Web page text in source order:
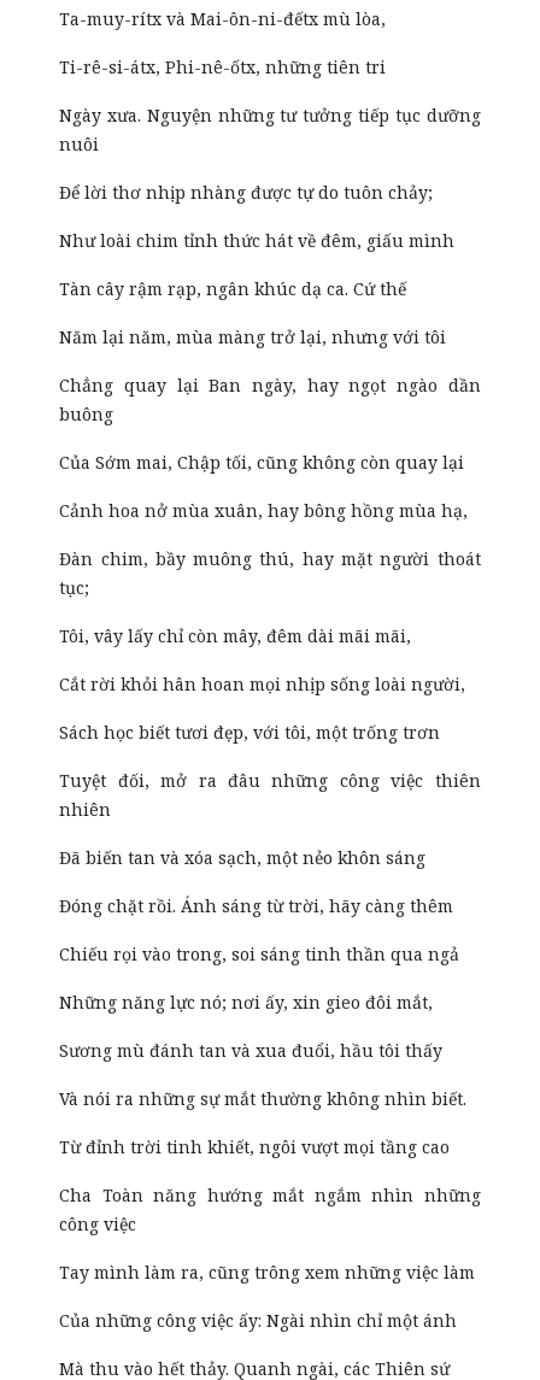
Ta-muy-rítx và Mai-ôn-ni-đếtx mù lòa,
Ti-rê-si-átx, Phi-nê-ốtx, những tiên tri
Ngày xưa. Nguyện những tư tưởng tiếp tục dưỡng
nuôi
Để lời thơ nhịp nhàng được tự do tuôn chảy;
Như loài chim tỉnh thức hát về đêm, giấu mình
Tàn cây rậm rạp, ngân khúc dạ ca. Cứ thế
Năm lại năm, mùa màng trở lại, nhưng với tôi
Chẳng quay lại Ban ngày, hay ngọt ngào dần
buông
Của Sớm mai, Chập tối, cũng không còn quay lại
Cảnh hoa nở mùa xuân, hay bông hồng mùa hạ,
Đàn chim, bầy muông thú, hay mặt người thoát
tục;
Tôi, vây lấy chỉ còn mây, đêm dài mãi mãi,
Cắt rời khỏi hân hoan mọi nhịp sống loài người,
Sách học biết tươi đẹp, với tôi, một trống trơn
Tuyệt đối, mở ra đâu những công việc thiên
nhiên
Đã biến tan và xóa sạch, một nẻo khôn sáng
Đóng chặt rồi. Ánh sáng từ trời, hãy càng thêm
Chiếu rọi vào trong, soi sáng tinh thần qua ngả
Những năng lực nó; nơi ấy, xin gieo đôi mắt,
Sương mù đánh tan và xua đuổi, hầu tôi thấy
Và nói ra những sự mắt thường không nhìn biết.
Từ đỉnh trời tinh khiết, ngôi vượt mọi tầng cao
Cha Toàn năng hướng mắt ngắm nhìn những
công việc
Tay mình làm ra, cũng trông xem những việc làm
Của những công việc ấy: Ngài nhìn chỉ một ánh
Mà thu vào hết thảy. Quanh ngài, các Thiên sứ